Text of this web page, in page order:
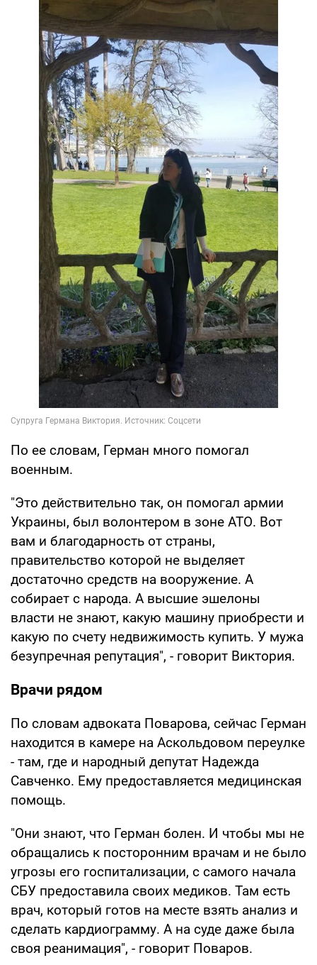
По ее словам, Герман много помогал
военным.
"Это действительно так, он помогал армии
Украины, был волонтером в зоне АТО. Вот
вам и благодарность от страны,
правительство которой не выделяет
достаточно средств на вооружение. А
собирает с народа. А высшие эшелоны
власти не знают, какую машину приобрести и
какую по счету недвижимость купить. У мужа
безупречная репутация", - говорит Виктория.
Врачи рядом
По словам адвоката Поварова, сейчас Герман
находится в камере на Аскольдовом переулке
- там, где и народный депутат Надежда
Савченко. Ему предоставляется медицинская
помощь.
"Они знают, что Герман болен. И чтобы мы не
обращались к посторонним врачам и не было
угрозы его госпитализации, с самого начала
СБУ предоставила своих медиков. Там есть
врач, который готов на месте взять анализ и
сделать кардиограмму. А на суде даже была
своя реанимация", - говорит Поваров.